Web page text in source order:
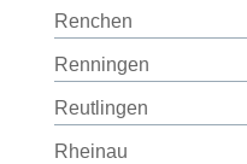
Renchen
Renningen
Reutlingen
Rheinau